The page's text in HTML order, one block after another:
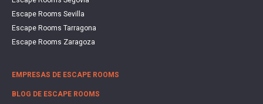
Escape Rooms Sevilla
Escape Rooms Tarragona
Escape Rooms Zaragoza
EMPRESAS DE ESCAPE ROOMS
BLOG DE ESCAPE ROOMS